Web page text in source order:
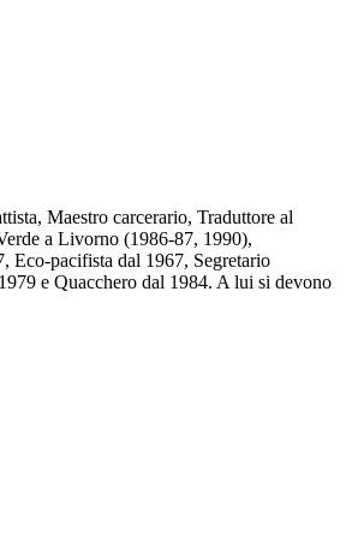
Maestro carcerario, Traduttore al
a Livorno (1986-87, 1990),
Eco-pacifista dal 1967, Segretario
e Quacchero dal 1984. A lui si devono